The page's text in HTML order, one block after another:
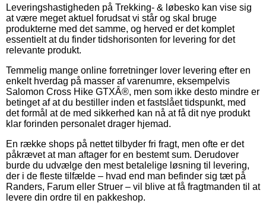
Leveringshastigheden på Trekking- & løbesko kan vise sig
at være meget aktuel forudsat vi står og skal bruge
produkterne med det samme, og herved er det komplet
essentielt at du finder tidshorisonten for levering for det
relevante produkt.
Temmelig mange online forretninger lover levering efter en
enkelt hverdag på masser af varenumre, eksempelvis
Salomon Cross Hike GTXÂ®, men som ikke desto mindre er
betinget af at du bestiller inden et fastslået tidspunkt, med
det formål at de med sikkerhed kan nå at få dit nye produkt
klar forinden personalet drager hjemad.
En række shops på nettet tilbyder fri fragt, men ofte er det
påkrævet at man aftager for en bestemt sum. Derudover
burde du udvælge den mest betalelige løsning til levering,
der i de fleste tilfælde – hvad end man befinder sig tæt på
Randers, Farum eller Struer – vil blive at få fragtmanden til at
levere din ordre til en pakkeshop.